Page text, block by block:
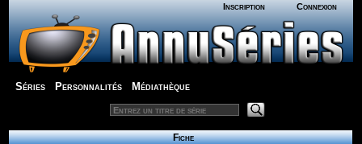
Inscription Connexion
Séries Personnalités Médiathèque
Fiche